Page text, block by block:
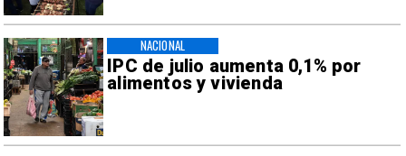
IPC de julio aumenta 0,1% por
alimentos y vivienda
NACIONAL